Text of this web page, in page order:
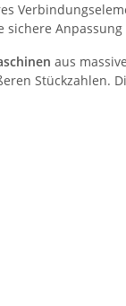
sichere
aus
Stückzahlen.